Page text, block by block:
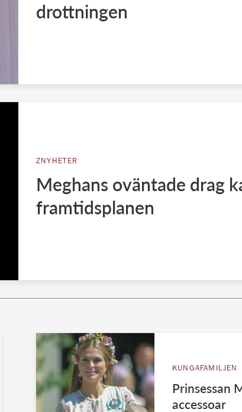
drottningen
ZNYHETER
Meghans oväntade drag
framtidsplanen
KUNGAFAMILJEN
Prinsessan
accessoar